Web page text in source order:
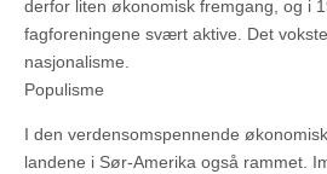
derfor liten økonomisk fremgang, og i
fagforeningene svært aktive. Det
nasjonalisme.
Populisme
I den verdensomspennende
landene i Sør-Amerika også rammet.